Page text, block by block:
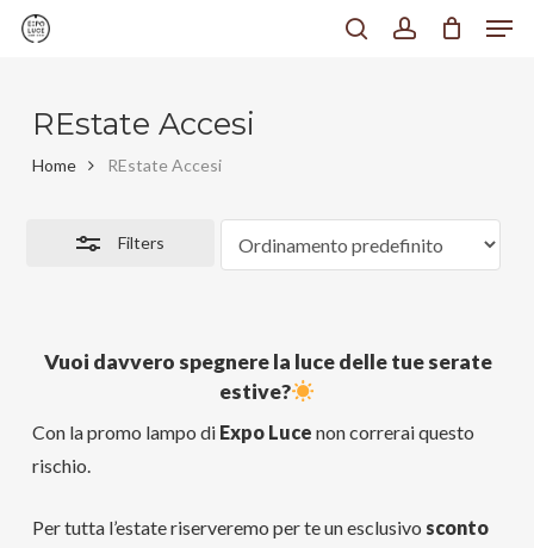
Skip
contentREstate Accesi
Home REstate Accesi
Filters
Vuoi davvero spegnere la luce delle tue serate
estive?
Con la promo lampo di Expo Luce non correrai questo
rischio.
Per tutta l’estate riserveremo per te un esclusivo sconto